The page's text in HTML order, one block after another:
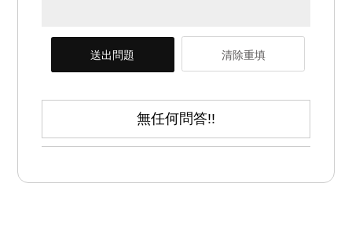
送出問題 清除重填
無任何問答!!